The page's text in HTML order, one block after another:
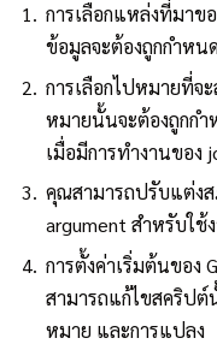
การเลือกแหล่งที่มาข
ข้อมูลจะต้องถูกกำหน
การเลือกไปหมายที่จ
หมายนั้นจะต้องถูกกำ
เมื่อมีการทำงานของ
คุณสามารถปรับแต่ง
argument สำหรับใช้
การตั้งค่าเริ่มต้นของ
สามารถแก้ไขสคริปต์
หมาย และการแปลง